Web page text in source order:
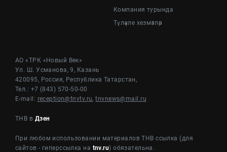
Компания турында
Түләүле хезмәтләр
АО «ТРК «Новый Век»
Ул. Ш. Усманова, 9, Казань
420095, Россия, Республика Татарстан,
Тел.: +7 (843) 570-50-00
E-mail: reception@tnvtv.ru,tnvnews@mail.ru
ТНВ в Дзен
При любом использовании материалов ТНВ ссылка (для
сайтов - гиперссылка на tnv.ru) обязательна.